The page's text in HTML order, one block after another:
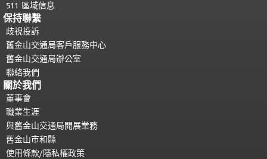
511 區域信息
保持聯繫
歧視投訴
舊金山交通局客戶服務中心
舊金山交通局辦公室
聯絡我們
關於我們
董事會
職業生涯
與舊金山交通局開展業務
舊金山市和縣
使用條款/隱私權政策